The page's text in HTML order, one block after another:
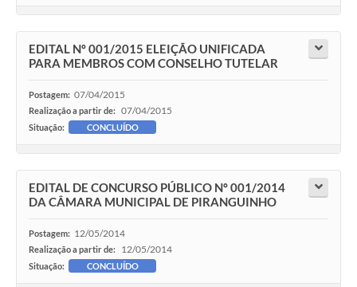
EDITAL Nº 001/2015 ELEIÇÃO UNIFICADA
PARA MEMBROS COM CONSELHO TUTELAR
Postagem: 07/04/2015
Realização a partir de: 07/04/2015
Situação: CONCLUÍDO
EDITAL DE CONCURSO PÚBLICO Nº 001/2014
DA CÂMARA MUNICIPAL DE PIRANGUINHO
Postagem: 12/05/2014
Realização a partir de: 12/05/2014
Situação: CONCLUÍDO